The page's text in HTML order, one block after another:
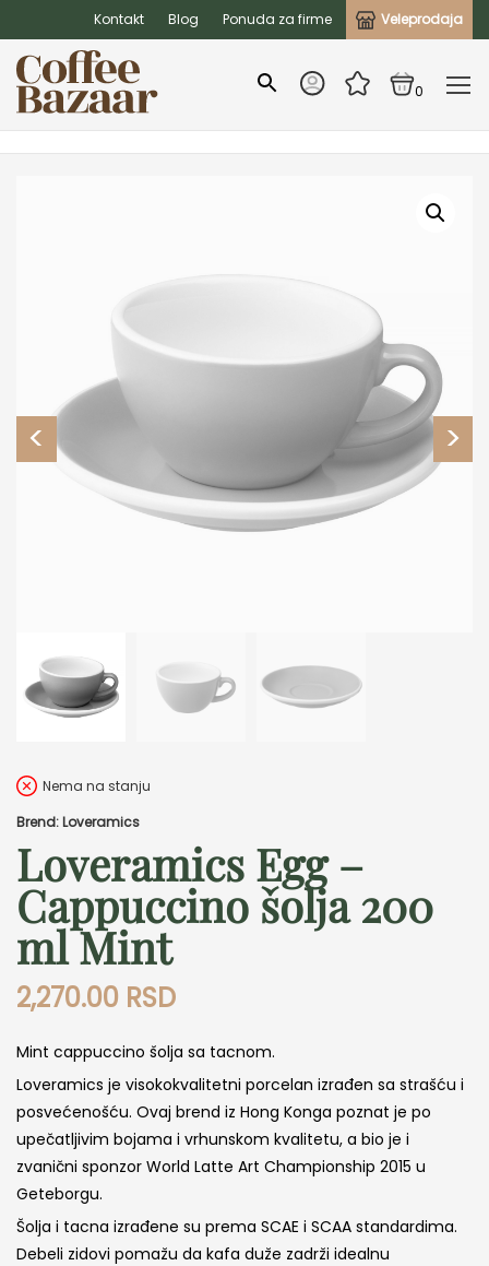
Kontakt Blog Ponuda za firme Veleprodaja
0
Nema na stanju
Brend: Loveramics
Loveramics Egg –
Cappuccino šolja 200
ml Mint
2,270.00 RSD
Mint cappuccino šolja sa tacnom.
Loveramics je visokokvalitetni porcelan izrađen sa strašću i
posvećenošću. Ovaj brend iz Hong Konga poznat je po
upečatljivim bojama i vrhunskom kvalitetu, a bio je i
zvanični sponzor World Latte Art Championship 2015 u
Geteborgu.
Šolja i tacna izrađene su prema SCAE i SCAA standardima.
Debeli zidovi pomažu da kafa duže zadrži idealnu